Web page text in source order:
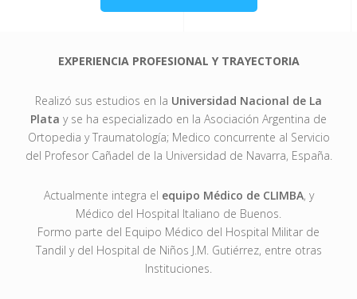
EXPERIENCIA PROFESIONAL Y TRAYECTORIA
Realizó sus estudios en la Universidad Nacional de La
Plata y se ha especializado en la Asociación Argentina de
Ortopedia y Traumatología; Medico concurrente al Servicio
del Profesor Cañadel de la Universidad de Navarra, España.
Actualmente integra el equipo Médico de CLIMBA, y
Médico del Hospital Italiano de Buenos.
Formo parte del Equipo Médico del Hospital Militar de
Tandil y del Hospital de Niños J.M. Gutiérrez, entre otras
Instituciones.